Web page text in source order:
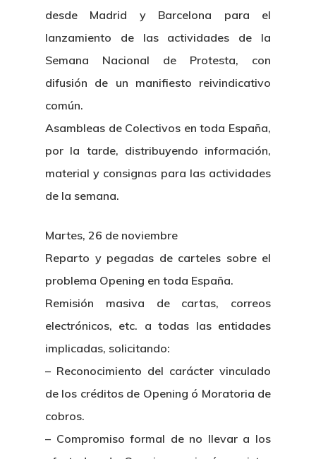
desde Madrid y Barcelona para el
lanzamiento de las actividades de la
Semana Nacional de Protesta, con
difusión de un manifiesto reivindicativo
común.
Asambleas de Colectivos en toda España,
por la tarde, distribuyendo información,
material y consignas para las actividades
de la semana.
Martes, 26 de noviembre
Reparto y pegadas de carteles sobre el
problema Opening en toda España.
Remisión masiva de cartas, correos
electrónicos, etc. a todas las entidades
implicadas, solicitando:
– Reconocimiento del carácter vinculado
de los créditos de Opening ó Moratoria de
cobros.
– Compromiso formal de no llevar a los